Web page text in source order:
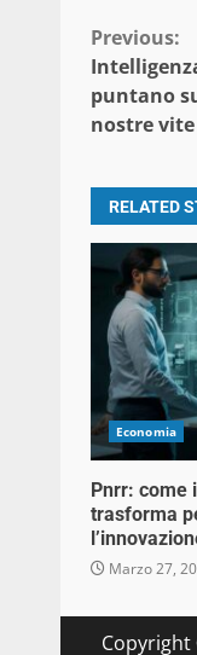
Previous:
puntano
nostre vite
RELATED
Economia
Pnrr: come
trasforma
Marzo 27,
Copyright